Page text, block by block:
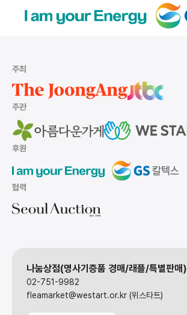
주최
주관
후원
협력
나눔상점(명사기증품 경매/래플/특별판매)
02-751-9982
fleamarket@westart.or.kr (위스타트)